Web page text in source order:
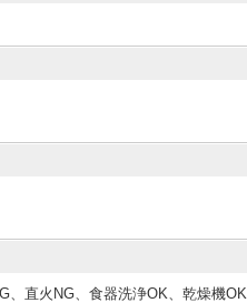
、直火NG、食器洗浄OK、乾燥機OK